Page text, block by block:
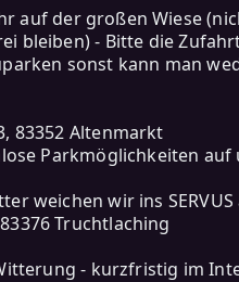
auf der großen Wiese
bleiben) - Bitte die
sonst kann man
83352 Altenmarkt
Parkmöglichkeiten auf
weichen wir ins
Truchtlaching
- kurzfristig im